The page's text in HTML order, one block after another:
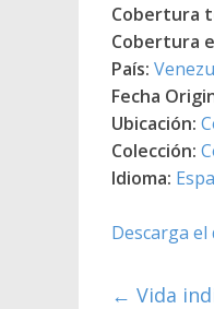
Cobertura
Cobertura
País:
Fecha
Ubicación:
Colección:
Idioma:
Descarga
← Vida